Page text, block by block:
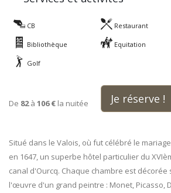
CB Restaurant
Bibliothèque Equitation
Golf
De 82à 106 € la nuitée Je réserve !
Situé dans le Valois, où fut célébré le
en 1647, un superbe hôtel particulier du
canal d'Ourcq. Chaque chambre est décorée
l'œuvre d'un grand peintre : Monet, Picasso,